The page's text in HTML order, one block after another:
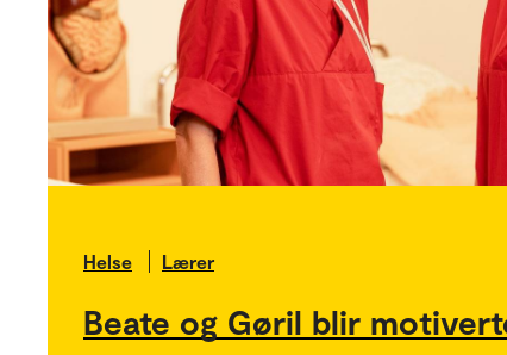
Helse Lærer
Beate og Gøril blir